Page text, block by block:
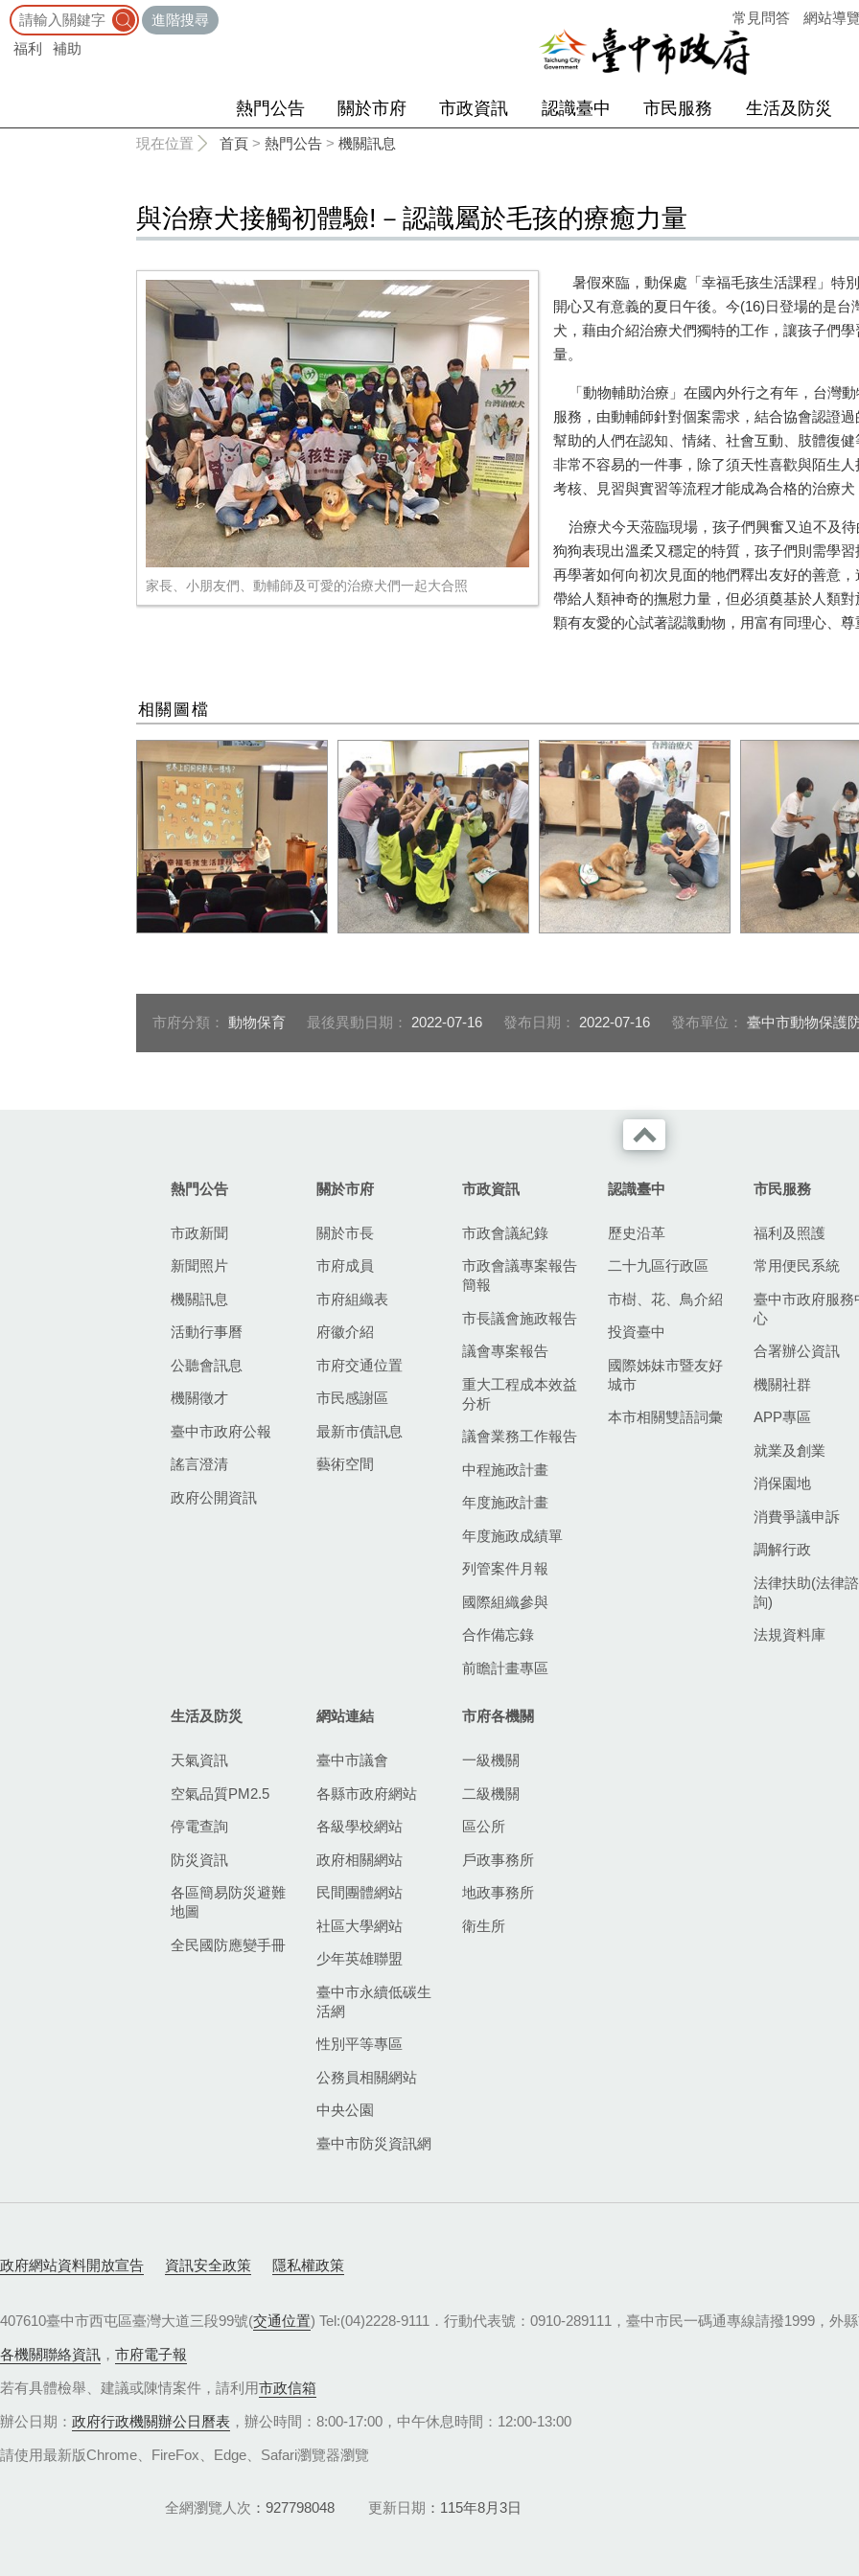
進階搜尋
福利
補助
常見問答 網站導
熱門公告 關於市府 市政資訊 認識臺中 市民服務 生活及防災
現在位置 首頁 > 熱門公告 > 機關訊息
與治療犬接觸初體驗!－認識屬於毛孩的療癒力量
家長、小朋友們、動輔師及可愛的治療犬們一起大合照
暑假來臨，動保處「幸福毛孩生活課程」特
開心又有意義的夏日午後。今(16)日登場的是台
犬，藉由介紹治療犬們獨特的工作，讓孩子們
量。
「動物輔助治療」在國內外行之有年，台灣
服務，由動輔師針對個案需求，結合協會認證
幫助的人們在認知、情緒、社會互動、肢體復
非常不容易的一件事，除了須天性喜歡與陌生
考核、見習與實習等流程才能成為合格的治療
治療犬今天蒞臨現場，孩子們興奮又迫不及
狗狗表現出溫柔又穩定的特質，孩子們則需學
再學著如何向初次見面的牠們釋出友好的善意
帶給人類神奇的撫慰力量，但必須奠基於人類
顆有友愛的心試著認識動物，用富有同理心、
相關圖檔
貝迅速完成了!
高的完成了!
市府分類： 動物保育 最後異動日期： 2022-07-16 發布日期： 2022-07-16 發布單位： 臺中市動物保護
熱門公告
市政新聞
新聞照片
機關訊息
活動行事曆
公聽會訊息
機關徵才
臺中市政府公報
謠言澄清
政府公開資訊
關於市府
關於市長
市府成員
市府組織表
府徽介紹
市府交通位置
市民感謝區
最新市債訊息
藝術空間
市政資訊
市政會議紀錄
市政會議專案報告
簡報
市長議會施政報告
議會專案報告
重大工程成本效益
分析
議會業務工作報告
中程施政計畫
年度施政計畫
年度施政成績單
列管案件月報
國際組織參與
合作備忘錄
前瞻計畫專區
認識臺中
歷史沿革
二十九區行政區
市樹、花、鳥介紹
投資臺中
國際姊妹市暨友好
城市
本市相關雙語詞彙
市民服務
福利及照護
常用便民系統
臺中市政府服務
心
合署辦公資訊
機關社群
APP專區
就業及創業
消保園地
消費爭議申訴
調解行政
法律扶助(法律諮
詢)
法規資料庫
生活及防災
天氣資訊
空氣品質PM2.5
停電查詢
防災資訊
各區簡易防災避難
地圖
全民國防應變手冊
網站連結
臺中市議會
各縣市政府網站
各級學校網站
政府相關網站
民間團體網站
社區大學網站
少年英雄聯盟
臺中市永續低碳生
活網
性別平等專區
公務員相關網站
中央公園
臺中市防災資訊網
市府各機關
一級機關
二級機關
區公所
戶政事務所
地政事務所
衛生所
政府網站資料開放宣告 資訊安全政策 隱私權政策
407610臺中市西屯區臺灣大道三段99號(交通位置) Tel:(04)2228-9111．行動代表號：0910-289111，臺中市民一碼通專線請撥1999，外
各機關聯絡資訊 ， 市府電子報
若有具體檢舉、建議或陳情案件，請利用市政信箱
辦公日期： 政府行政機關辦公日曆表 ，辦公時間：8:00-17:00，中午休息時間：12:00-13:00
請使用最新版Chrome、FireFox、Edge、Safari瀏覽器瀏覽
全網瀏覽人次 927798048 更新日期 115年8月3日